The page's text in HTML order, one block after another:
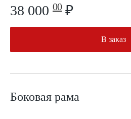
38 000 00₽
В заказ
Боковая рама